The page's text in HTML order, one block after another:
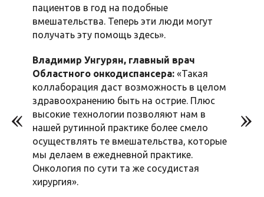
пациентов в год на подобные
вмешательства. Теперь эти люди могут
получать эту помощь здесь».
Владимир Унгурян, главный врач
Областного онкодиспансера: «Такая
коллаборация даст возможность в целом
здравоохранению быть на острие. Плюс
высокие технологии позволяют нам в
нашей рутинной практике более смело
осуществлять те вмешательства, которые
мы делаем в ежедневной практике.
Онкология по сути та же сосудистая
хирургия».